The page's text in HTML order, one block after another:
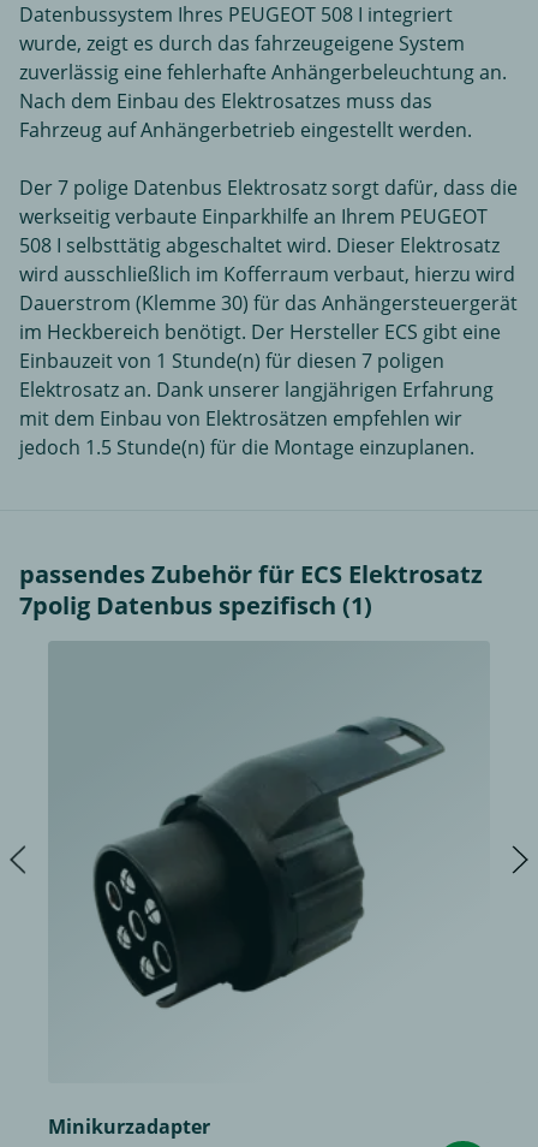
Datenbussystem Ihres PEUGEOT 508 I integriert
wurde, zeigt es durch das fahrzeugeigene System
zuverlässig eine fehlerhafte Anhängerbeleuchtung an.
Nach dem Einbau des Elektrosatzes muss das
Fahrzeug auf Anhängerbetrieb eingestellt werden.
Der 7 polige Datenbus Elektrosatz sorgt dafür, dass die
werkseitig verbaute Einparkhilfe an Ihrem PEUGEOT
508 I selbsttätig abgeschaltet wird. Dieser Elektrosatz
wird ausschließlich im Kofferraum verbaut, hierzu wird
Dauerstrom (Klemme 30) für das Anhängersteuergerät
im Heckbereich benötigt. Der Hersteller ECS gibt eine
Einbauzeit von 1 Stunde(n) für diesen 7 poligen
Elektrosatz an. Dank unserer langjährigen Erfahrung
mit dem Einbau von Elektrosätzen empfehlen wir
jedoch 1.5 Stunde(n) für die Montage einzuplanen.
passendes Zubehör für ECS Elektrosatz
7polig Datenbus spezifisch (1)
Minikurzadapter